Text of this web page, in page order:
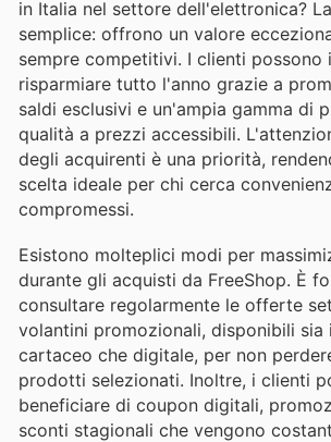
in Italia nel settore dell'elettronica?
semplice: offrono un valore
sempre competitivi. I clienti possono
risparmiare tutto l'anno grazie a
saldi esclusivi e un'ampia gamma di
qualità a prezzi accessibili.
degli acquirenti è una priorità,
scelta ideale per chi cerca
compromessi.
Esistono molteplici modi per
durante gli acquisti da FreeShop. È
consultare regolarmente le offerte
volantini promozionali, disponibili sia
cartaceo che digitale, per non
prodotti selezionati. Inoltre, i clienti
beneficiare di coupon digitali,
sconti stagionali che vengono